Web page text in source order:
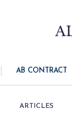
AB CONTRACT
ARTICLES